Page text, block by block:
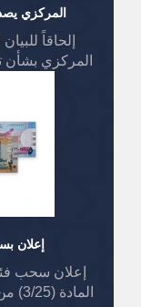
المركزي
إلحاقاً
المركزي بشأن
إعلان
إعلان سحب
المادة (3/25) من قانون بنك السودان المركزي لسنة...